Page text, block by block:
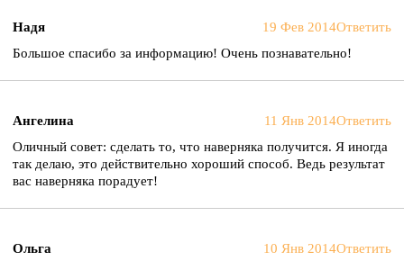
Надя 19 Фев 2014Ответить
Большое спасибо за информацию! Очень познавательно!
Ангелина 11 Янв 2014Ответить
Оличный совет: сделать то, что наверняка получится. Я иногда
так делаю, это действительно хороший способ. Ведь результат
вас наверняка порадует!
Ольга 10 Янв 2014Ответить